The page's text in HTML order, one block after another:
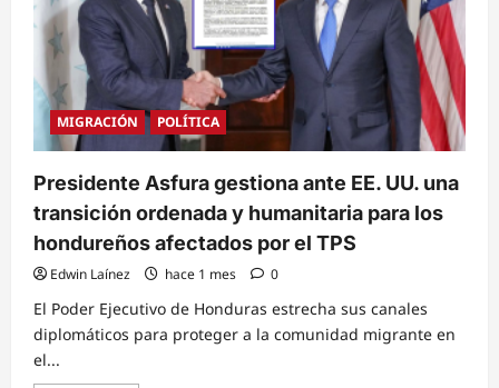
Corte
de
EE.
UU.
que
tumba
decreto
presidencial
y
ciudadanía
por
nacimiento
MIGRACIÓN POLÍTICA
Presidente Asfura gestiona ante EE. UU. una
transición ordenada y humanitaria para los
hondureños afectados por el TPS
Edwin Laínez hace 1 mes 0
El Poder Ejecutivo de Honduras estrecha sus canales
diplomáticos para proteger a la comunidad migrante en
el...